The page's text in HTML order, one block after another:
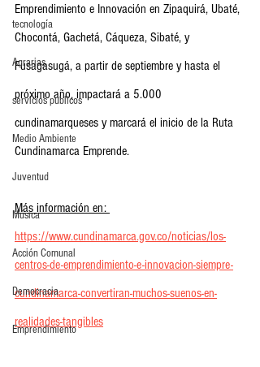
tecnología
Agrarias
servicios publicos
Medio Ambiente
Juventud
Música
Acción Comunal
Democracia
Emprendimiento
Emprendimiento e Innovación en Zipaquirá, Ubaté,
Chocontá, Gachetá, Cáqueza, Sibaté, y
Fusagasugá, a partir de septiembre y hasta el
próximo año, impactará a 5.000
cundinamarqueses y marcará el inicio de la Ruta
Cundinamarca Emprende.
Más información en:
https://www.cundinamarca.gov.co/noticias/los-
centros-de-emprendimiento-e-innovacion-siempre-
cundinamarca-convertiran-muchos-suenos-en-
realidades-tangibles